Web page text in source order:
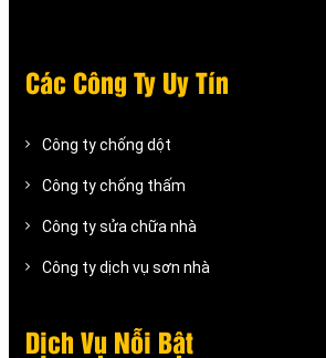
Các Công Ty Uy Tín
Công ty chống dột
Công ty chống thấm
Công ty sửa chữa nhà
Công ty dịch vụ sơn nhà
Dịch Vụ Nỗi Bật